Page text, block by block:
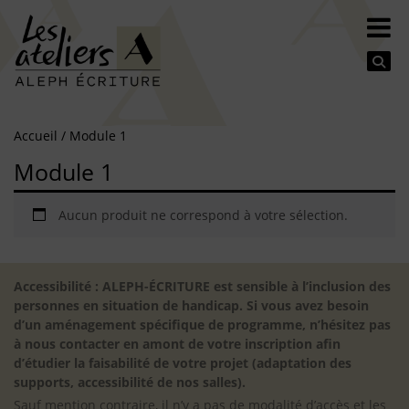
Accueil / Module 1
Module 1
Aucun produit ne correspond à votre sélection.
Accessibilité : ALEPH-ÉCRITURE est sensible à l’inclusion des
personnes en situation de handicap. Si vous avez besoin
d’un aménagement spécifique de programme, n’hésitez pas
à nous contacter en amont de votre inscription afin
d’étudier la faisabilité de votre projet (adaptation des
supports, accessibilité de nos salles).
Sauf mention contraire, il n’y a pas de modalité d’accès et les